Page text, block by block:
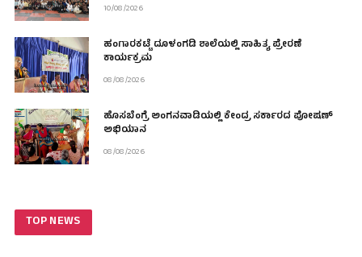
10/08/2026
ಹಂಗಾರಕಟ್ಟೆ ದೂಳಂಗಡಿ ಶಾಲೆಯಲ್ಲಿ ಸಾಹಿತ್ಯ ಪ್ರೇರಣೆ
ಕಾರ್ಯಕ್ರಮ
08/08/2026
ಹೊಸಬೆಂಗ್ರೆ ಅಂಗನವಾಡಿಯಲ್ಲಿ ಕೇಂದ್ರ ಸರ್ಕಾರದ ಪೋಷಣ್
ಅಭಿಯಾನ
08/08/2026
TOP NEWS